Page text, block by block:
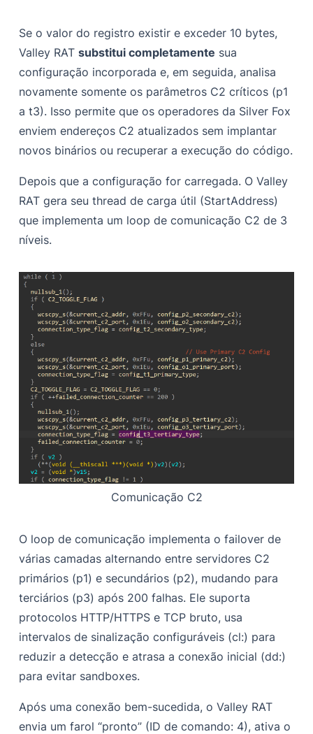
Se o valor do registro existir e exceder 10 bytes,
Valley RATsubstitui completamente sua
configuração incorporada e, em seguida, analisa
novamente somente os parâmetros C2 críticos (p1
a t3). Isso permite que os operadores da Silver Fox
enviem endereços C2 atualizados sem implantar
novos binários ou recuperar a execução do código.
Depois que a configuração for carregada. O Valley
RAT gera seu thread de carga útil (StartAddress)
que implementa um loop de comunicação C2 de 3
níveis.
Comunicação C2
O loop de comunicação implementa o failover de
várias camadas alternando entre servidores C2
primários (p1) e secundários (p2), mudando para
terciários (p3) após 200 falhas. Ele suporta
protocolos HTTP/HTTPS e TCP bruto, usa
intervalos de sinalização configuráveis (cl:) para
reduzir a detecção e atrasa a conexão inicial (dd:)
para evitar sandboxes.
Após uma conexão bem-sucedida, o Valley RAT
envia um farol “pronto” (ID de comando: 4), ativa o